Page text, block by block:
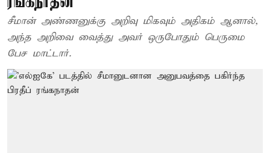
சீமான் அண்ணனுக்கு அறிவு மிகவும் அதிகம் ஆனால்,
அந்த அறிவை வைத்து அவர் ஒருபோதும் பெருமை
பேச மாட்டார்.